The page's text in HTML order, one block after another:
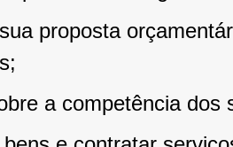
proposta
a competência dos